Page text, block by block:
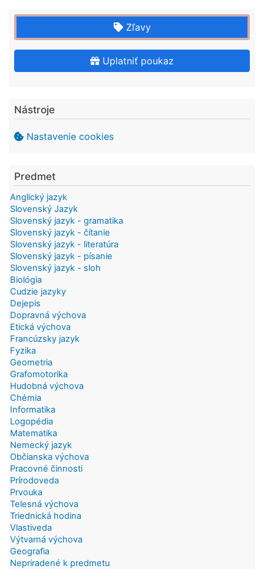
Zľavy
Uplatniť poukaz
Nástroje
Nastavenie cookies
Predmet
Anglický jazyk
Slovenský Jazyk
Slovenský jazyk - gramatika
Slovenský jazyk - čítanie
Slovenský jazyk - literatúra
Slovenský jazyk - písanie
Slovenský jazyk - sloh
Biológia
Cudzie jazyky
Dejepis
Dopravná výchova
Etická výchova
Francúzsky jazyk
Fyzika
Geometria
Grafomotorika
Hudobná výchova
Chémia
Informatika
Logopédia
Matematika
Nemecký jazyk
Občianska výchova
Pracovné činnosti
Prírodoveda
Prvouka
Telesná výchova
Triednická hodina
Vlastiveda
Výtvarná výchova
Geografia
Nepriradené k predmetu